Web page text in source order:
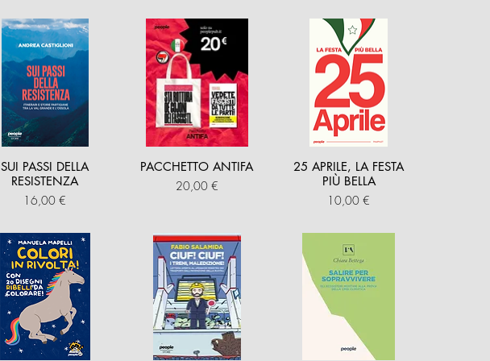
SUI PASSI DELLA
RESISTENZA
Prezzo
16,00 €
PACCHETTO ANTIFA
Prezzo
20,00 €
25 APRILE, LA FESTA
PIÙ BELLA
Prezzo
10,00 €